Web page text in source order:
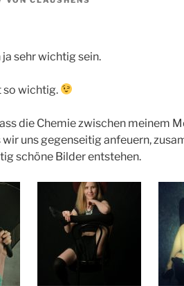
sehr wichtig sein.
so wichtig.
die Chemie zwischen meinem
uns gegenseitig anfeuern,
schöne Bilder entstehen.